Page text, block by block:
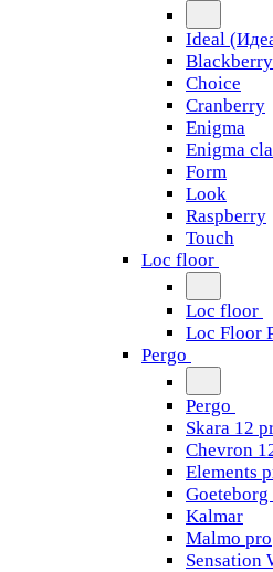
Ideal
Blackberry
Choice
Cranberry
Enigma
Enigma
Form
Look
Raspberry
Touch
Loc floor
Loc floor
Loc Floor
Pergo
Pergo
Skara 12
Chevron
Elements
Goeteborg
Kalmar
Malmo pro
Sensation